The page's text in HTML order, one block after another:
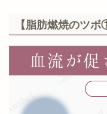
【脂肪燃焼のツ